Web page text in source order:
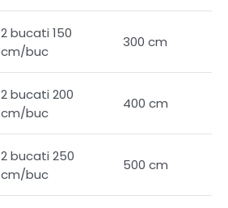
2 bucati 150
cm/buc
300 cm
2 bucati 200
cm/buc
400 cm
2 bucati 250
cm/buc
500 cm